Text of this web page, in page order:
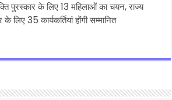
पुरस्कार के लिए 13 महिलाओं का चयन, राज्य
लिए 35 कार्यकर्तियां होंगी सम्मानित